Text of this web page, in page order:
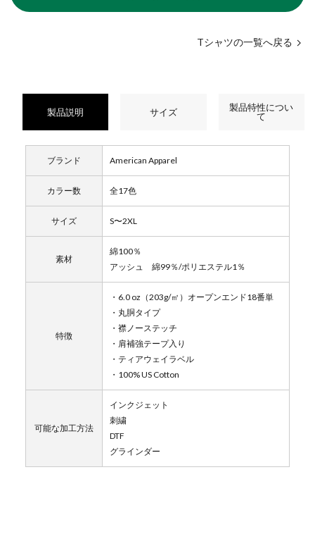
Tシャツの一覧へ戻る
製品説明 サイズ
製品特性につい
て
ブランド American Apparel
カラー数 全17色
サイズ S〜2XL
素材
綿100％
アッシュ 綿99％/ポリエステル1％
特徴
・6.0 oz（203g/㎡）オープンエンド18番単
・丸胴タイプ
・襟ノーステッチ
・肩補強テープ入り
・ティアウェイラベル
・100% US Cotton
可能な加工方法
インクジェット
刺繍
DTF
グラインダー